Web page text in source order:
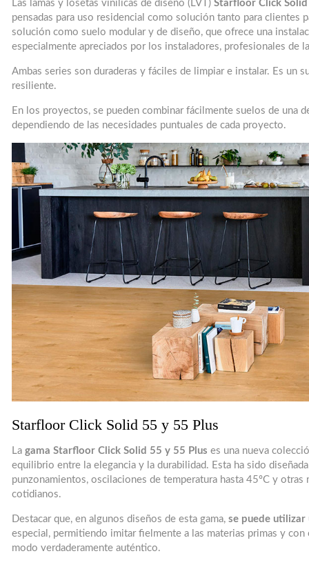
Las lamas y losetas vinílicas de diseño (LVT)Starfloor Click
pensadas para uso residencial como solución tanto para clientes
solución como suelo modular y de diseño, que ofrece una
especialmente apreciados por los instaladores, profesionales de
Ambas series son duraderas y fáciles de limpiar e instalar. Es un
resiliente.
En los proyectos, se pueden combinar fácilmente suelos de una
dependiendo de las necesidades puntuales de cada proyecto.
Starfloor Click Solid 55 y 55 Plus
Lagama Starfloor Click Solid 55 y 55 Plus es una nueva
equilibrio entre la elegancia y la durabilidad. Esta ha sido
punzonamientos, oscilaciones de temperatura hasta 45ºC y
cotidianos.
Destacar que, en algunos diseños de esta gama,se puede
especial, permitiendo imitar fielmente a las materias primas y
modo verdaderamente auténtico.